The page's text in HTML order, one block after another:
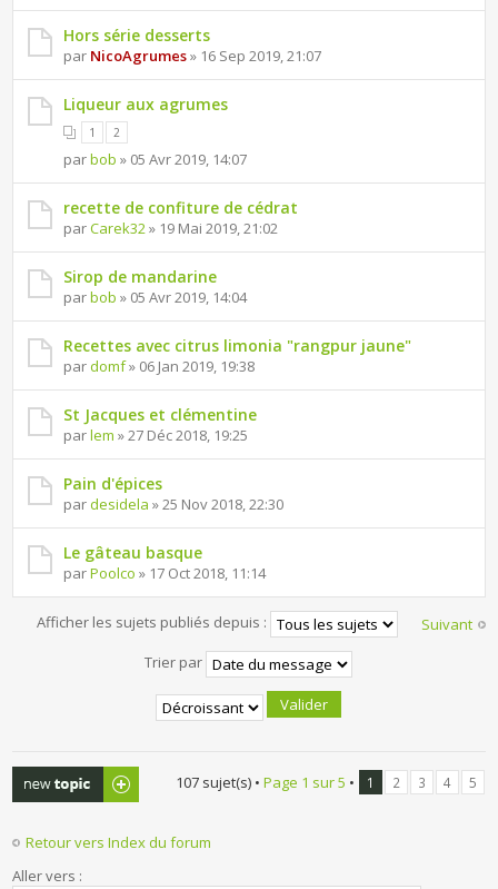
Hors série desserts
par NicoAgrumes» 16 Sep 2019, 21:07
Liqueur aux agrumes
1 2
parbob » 05 Avr 2019, 14:07
recette de confiture de cédrat
parCarek32» 19 Mai 2019, 21:02
Sirop de mandarine
parbob » 05 Avr 2019, 14:04
Recettes avec citrus limonia "rangpur jaune"
pardomf» 06 Jan 2019, 19:38
St Jacques et clémentine
parlem » 27 Déc 2018, 19:25
Pain d'épices
pardesidela » 25 Nov 2018, 22:30
Le gâteau basque
parPoolco » 17 Oct 2018, 11:14
Suivant
Afficher les sujets publiés depuis :
Trier par
Publier un
nouveau sujet
107 sujet(s) • Page 1 sur5 • 1 2 3 4 5
Retour vers Index du forum
Aller vers :